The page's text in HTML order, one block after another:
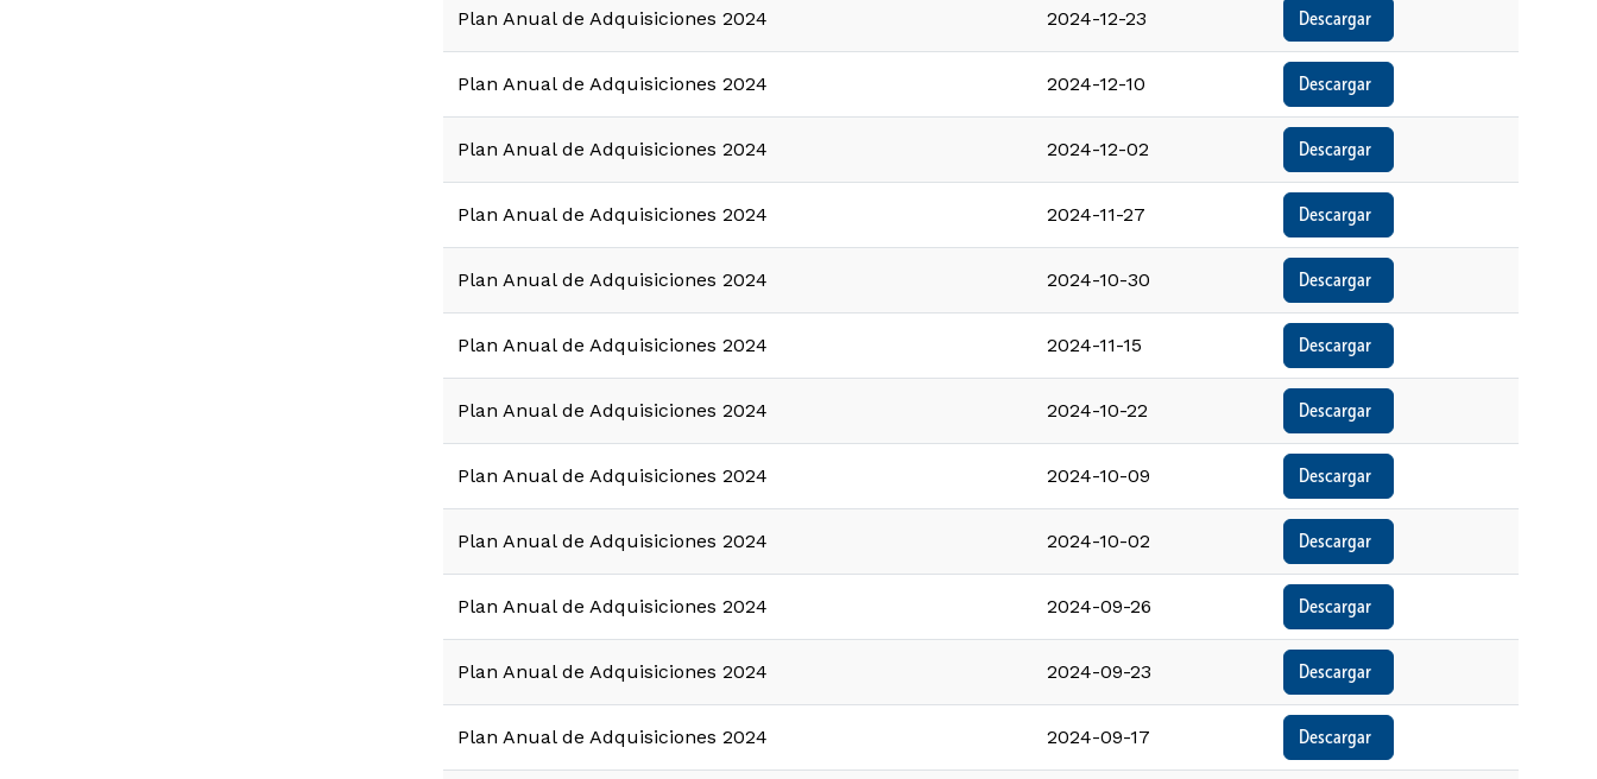
Plan Anual de Adquisiciones 2024 2024-12-23 Descargar
Plan Anual de Adquisiciones 2024 2024-12-10 Descargar
Plan Anual de Adquisiciones 2024 2024-12-02 Descargar
Plan Anual de Adquisiciones 2024 2024-11-27 Descargar
Plan Anual de Adquisiciones 2024 2024-10-30 Descargar
Plan Anual de Adquisiciones 2024 2024-11-15 Descargar
Plan Anual de Adquisiciones 2024 2024-10-22 Descargar
Plan Anual de Adquisiciones 2024 2024-10-09 Descargar
Plan Anual de Adquisiciones 2024 2024-10-02 Descargar
Plan Anual de Adquisiciones 2024 2024-09-26 Descargar
Plan Anual de Adquisiciones 2024 2024-09-23 Descargar
Plan Anual de Adquisiciones 2024 2024-09-17 Descargar